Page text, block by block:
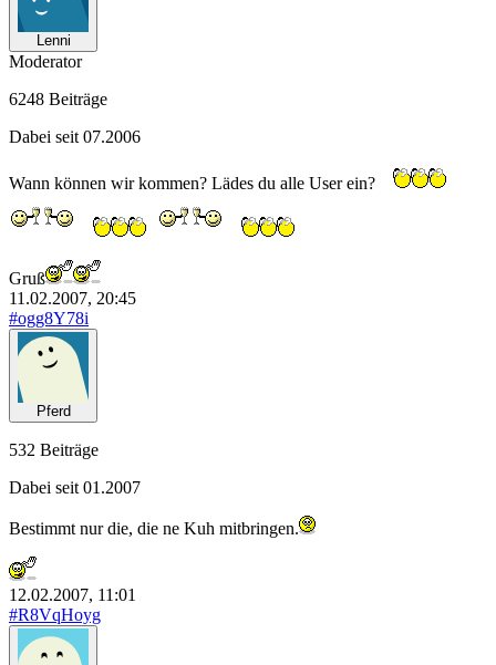
Lenni
Moderator
6248 Beiträge
Dabei seit 07.2006
Wann können wir kommen? Lädes du alle User ein?
Gruß
11.02.2007, 20:45
#ogg8Y78i
Pferd
532 Beiträge
Dabei seit 01.2007
Bestimmt nur die, die ne Kuh mitbringen.
12.02.2007, 11:01
#R8VqHoyg